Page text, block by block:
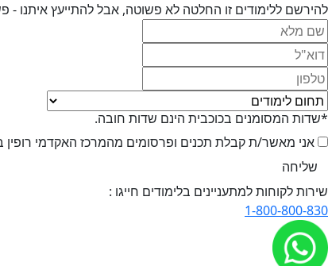
להירשם ללימודים זו החלטה לא פשוטה, אבל להתייעץ איתנו -
*שדות המסומנים בכוכבית הינם שדות חובה.
אני מאשר/ת קבלת תכנים ופרסומים מהמרכז האקדמי רופין
שירות לקוחות למתעניינים בלימודים חייגו :
1-800-800-830